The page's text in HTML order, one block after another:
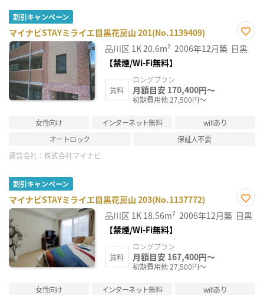
割引キャンペーン
マイナビSTAYミライエ目黒花房山 201(No.1139409)
お気
に入
品川区 1K20.6m² 2006年12月築 目黒
【禁煙/Wi-Fi無料】
賃料
ロングプラン
月額目安 170,400円～
初期費用他 27,500円～
女性向け インターネット無料
wifiあり
オートロック
保証人不要
運営会社： 株式会社マイナビ
割引キャンペーン
マイナビSTAYミライエ目黒花房山 203(No.1137772)
お気
に入
品川区 1K 18.56m² 2006年12月築 目黒
【禁煙/Wi-Fi無料】
賃料
ロングプラン
月額目安 167,400円～
初期費用他 27,500円～
女性向け インターネット無料
wifiあり